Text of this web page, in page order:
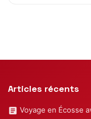
Articles récents
Voyage en Écosse